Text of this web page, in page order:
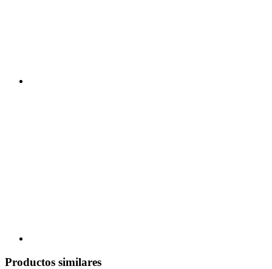
Productos similares